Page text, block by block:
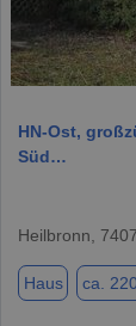
HN-Ost,
Süd…
Heilbronn,
Haus ca.